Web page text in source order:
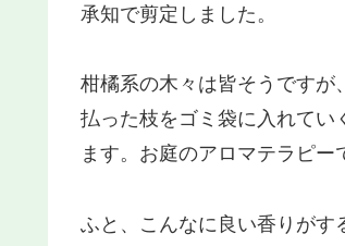
承知で剪定しました。
柑橘系の木々は皆そうですが
払った枝をゴミ袋に入れてい
ます。お庭のアロマテラピー
ふと、こんなに良い香りがす